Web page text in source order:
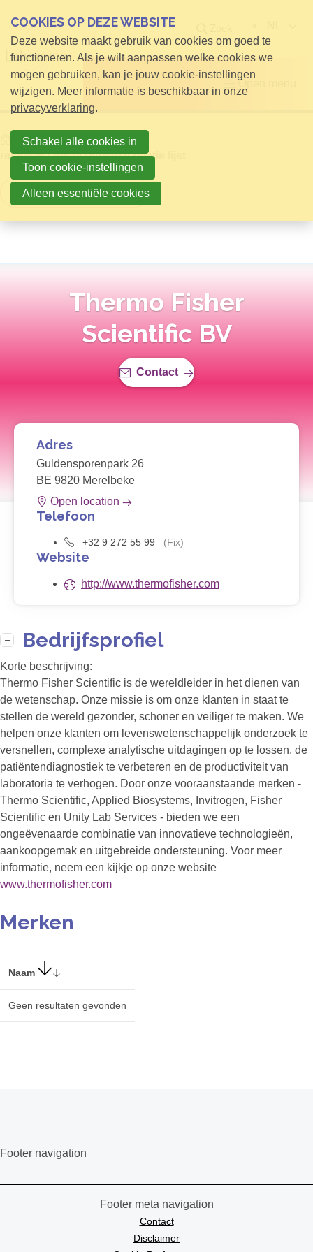
Open menu
HomeInfo voor Bezoekers
relatielijst detail publieke relatie lijst
Terug naar overzicht
Thermo Fisher
Scientific BV
Contact
Adres
Guldensporenpark 26
BE 9820 Merelbeke
Open location
Telefoon
+32 9 272 55 99 (Fix)
Website
http://www.thermofisher.com
Bedrijfsprofiel
Korte beschrijving:
Thermo Fisher Scientific is de wereldleider in het dienen van
de wetenschap. Onze missie is om onze klanten in staat te
stellen de wereld gezonder, schoner en veiliger te maken. We
helpen onze klanten om levenswetenschappelijk onderzoek te
versnellen, complexe analytische uitdagingen op te lossen, de
patiëntendiagnostiek te verbeteren en de productiviteit van
laboratoria te verhogen. Door onze vooraanstaande merken -
Thermo Scientific, Applied Biosystems, Invitrogen, Fisher
Scientific en Unity Lab Services - bieden we een
ongeëvenaarde combinatie van innovatieve technologieën,
aankoopgemak en uitgebreide ondersteuning. Voor meer
informatie, neem een kijkje op onze website
www.thermofisher.com
Merken
Naam
Geen resultaten gevonden
Footer navigation
Footer meta navigation
Contact
Disclaimer
COOKIES OP DEZE WEBSITE
Deze website maakt gebruik van cookies om goed te
functioneren. Als je wilt aanpassen welke cookies we
mogen gebruiken, kan je jouw cookie-instellingen
wijzigen. Meer informatie is beschikbaar in onze
privacyverklaring.
Schakel alle cookies in
Toon cookie-instellingen
Alleen essentiële cookies